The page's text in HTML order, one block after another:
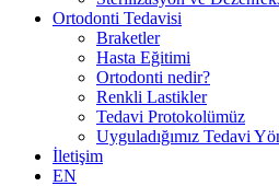
Ortodonti Tedavisi
Braketler
Hasta Eğitimi
Ortodonti nedir?
Renkli Lastikler
Tedavi Protokolümüz
Uyguladığımız Tedavi
İletişim
EN